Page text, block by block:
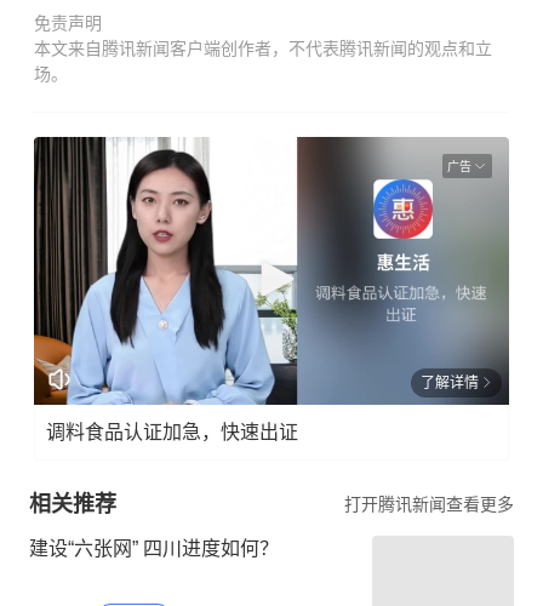
免责声明
本文来自腾讯新闻客户端创作者，不代表腾讯新闻的观点和立
场。
广告
了解详情
调料食品认证加急，快速出证
相关推荐 打开腾讯新闻查看更多
建设“六张网” 四川进度如何？